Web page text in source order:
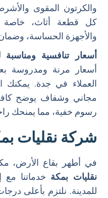
والكرتون المقوى
كل قطعة أثاث، خاصة
والأجهزة الحساسة،
أسعار تنافسية
أسعار مرنة ومدروسة
العملاء في جدة.
مجاني وشفاف يوضح
رسوم خفية، مما يمنحك
شركة نقليات
في أطهر بقاع الأرض،
نقليات بمكة خدماتنا
للمدينة. نلتزم بأعلى